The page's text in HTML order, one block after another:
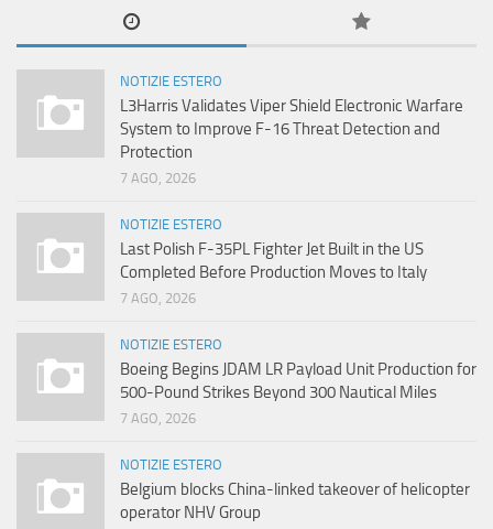
NOTIZIE ESTERO
L3Harris Validates Viper Shield Electronic Warfare
System to Improve F-16 Threat Detection and
Protection
7 AGO, 2026
NOTIZIE ESTERO
Last Polish F-35PL Fighter Jet Built in the US
Completed Before Production Moves to Italy
7 AGO, 2026
NOTIZIE ESTERO
Boeing Begins JDAM LR Payload Unit Production for
500-Pound Strikes Beyond 300 Nautical Miles
7 AGO, 2026
NOTIZIE ESTERO
Belgium blocks China-linked takeover of helicopter
operator NHV Group